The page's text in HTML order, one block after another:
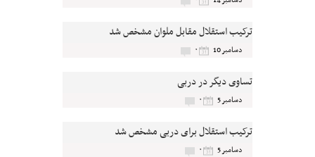
ترکیب استقلال مقابل ملوان مشخص شد
دسامبر 10 ۰
تساوی دیگر در دربی
دسامبر 5 ۰
ترکیب استقلال برای دربی مشخص شد
دسامبر 5 ۰